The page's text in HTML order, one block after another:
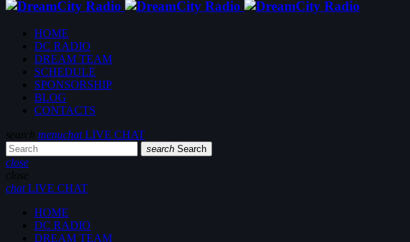
HOME
DC RADIO
DREAM TEAM
SCHEDULE
SPONSORSHIP
BLOG
CONTACTS
search menuchatLIVE CHAT
search Search
close
close
chatLIVE CHAT
HOME
DC RADIO
DREAM TEAM